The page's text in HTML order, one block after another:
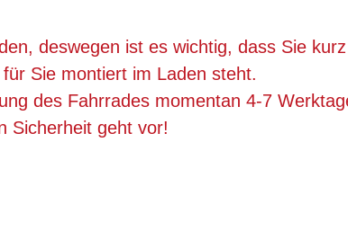
deswegen ist es wichtig, dass Sie
Sie montiert im Laden steht.
des Fahrrades momentan 4-7
Sicherheit geht vor!